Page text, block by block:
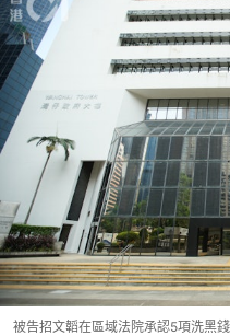
被告招文韜在區域法院承認5項洗黑